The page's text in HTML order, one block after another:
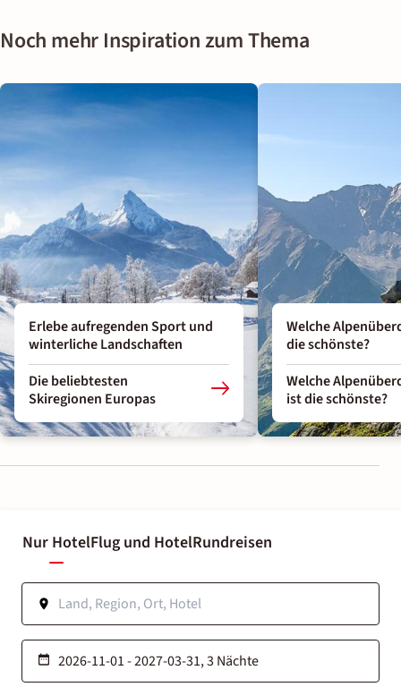
Noch mehr Inspiration zum Thema
Erlebe aufregenden Sport und
winterliche Landschaften
Die beliebtesten
Skiregionen Europas
Welche
die schönste?
Welche
ist die schönste?
Nur HotelFlug und HotelRundreisen